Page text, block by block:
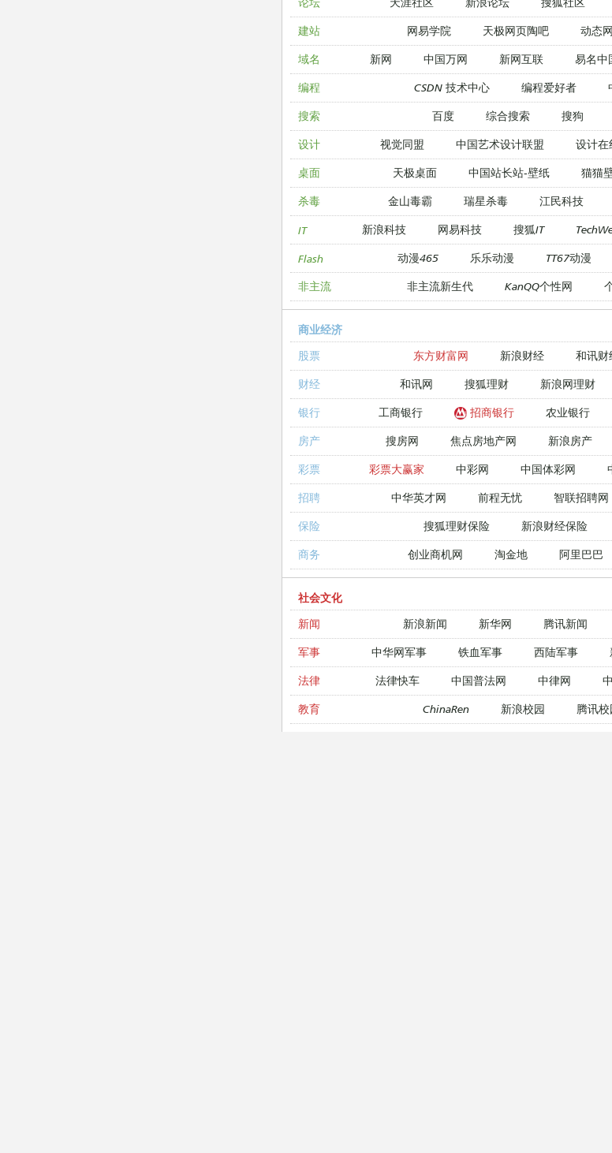
建站 网易学院 天极网页陶吧 动态
域名 新网 中国万网 新网互联 易名中
编程 CSDN 技术中心 编程爱好者
搜索 百度 综合搜索 搜狗
设计 视觉同盟 中国艺术设计联盟 设计在
桌面 天极桌面 中国站长站-壁纸 猫猫
杀毒 金山毒霸 瑞星杀毒 江民科技
IT 新浪科技 网易科技 搜狐IT
Flash 动漫465 乐乐动漫 TT67动漫
非主流 非主流新生代 KanQQ个性网
商业经济
股票
东方财富网 新浪财经 和讯财
财经 和讯网 搜狐理财 新浪网理财
银行 工商银行 招商银行 农业银行
房产 搜房网 焦点房地产网 新浪房产
彩票 彩票大赢家 中彩网 中国体彩网
招聘 中华英才网 前程无忧 智联招聘网
保险 搜狐理财保险 新浪财经保险
商务 创业商机网 淘金地 阿里巴巴
社会文化
新闻
新浪新闻 新华网 腾讯新闻
军事 中华网军事 铁血军事 西陆军事
法律 法律快车 中国普法网 中律网
教育 ChinaRen 新浪校园 腾讯校